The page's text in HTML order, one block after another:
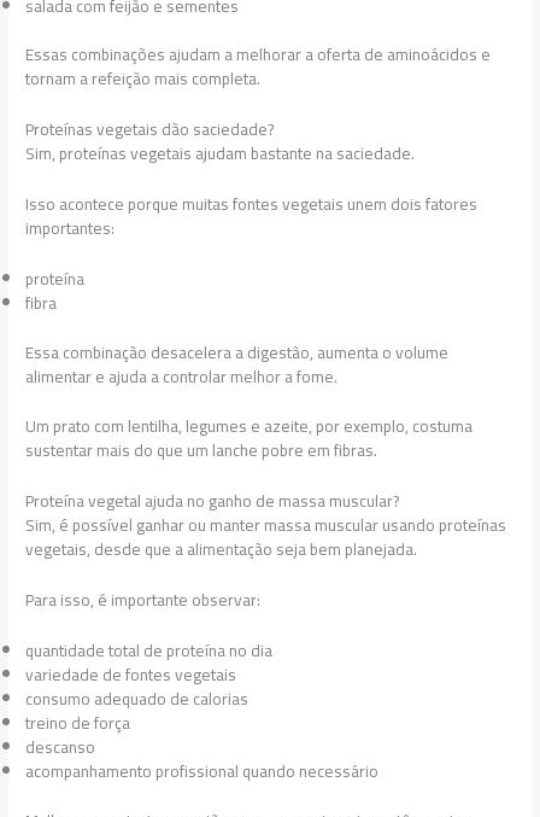
Essas combinações ajudam a melhorar a oferta de aminoácidos e
tornam a refeição mais completa.
Proteínas vegetais dão saciedade?
Sim, proteínas vegetais ajudam bastante na saciedade.
Isso acontece porque muitas fontes vegetais unem dois fatores
importantes:
proteína
fibra
Essa combinação desacelera a digestão, aumenta o volume
alimentar e ajuda a controlar melhor a fome.
Um prato com lentilha, legumes e azeite, por exemplo, costuma
sustentar mais do que um lanche pobre em fibras.
Proteína vegetal ajuda no ganho de massa muscular?
Sim, é possível ganhar ou manter massa muscular usando proteínas
vegetais, desde que a alimentação seja bem planejada.
Para isso, é importante observar:
quantidade total de proteína no dia
variedade de fontes vegetais
consumo adequado de calorias
treino de força
descanso
acompanhamento profissional quando necessário